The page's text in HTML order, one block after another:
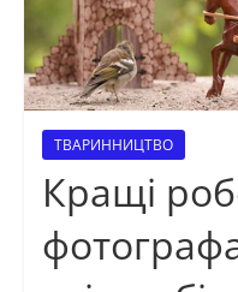
ТВАРИННИЦТВО
Кращі